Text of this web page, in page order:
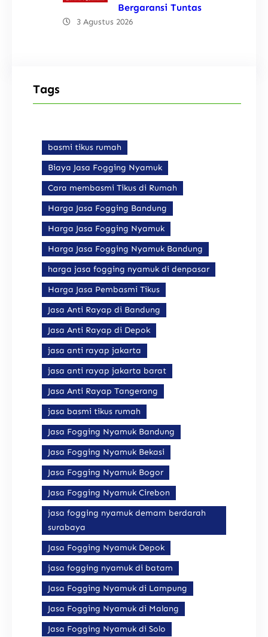
Bergaransi Tuntas
3 Agustus 2026
Tags
basmi tikus rumah
Biaya Jasa Fogging Nyamuk
Cara membasmi Tikus di Rumah
Harga Jasa Fogging Bandung
Harga Jasa Fogging Nyamuk
Harga Jasa Fogging Nyamuk Bandung
harga jasa fogging nyamuk di denpasar
Harga Jasa Pembasmi Tikus
Jasa Anti Rayap di Bandung
Jasa Anti Rayap di Depok
jasa anti rayap jakarta
jasa anti rayap jakarta barat
Jasa Anti Rayap Tangerang
jasa basmi tikus rumah
Jasa Fogging Nyamuk Bandung
Jasa Fogging Nyamuk Bekasi
Jasa Fogging Nyamuk Bogor
Jasa Fogging Nyamuk Cirebon
jasa fogging nyamuk demam berdarah
surabaya
Jasa Fogging Nyamuk Depok
jasa fogging nyamuk di batam
Jasa Fogging Nyamuk di Lampung
Jasa Fogging Nyamuk di Malang
Jasa Fogging Nyamuk di Solo